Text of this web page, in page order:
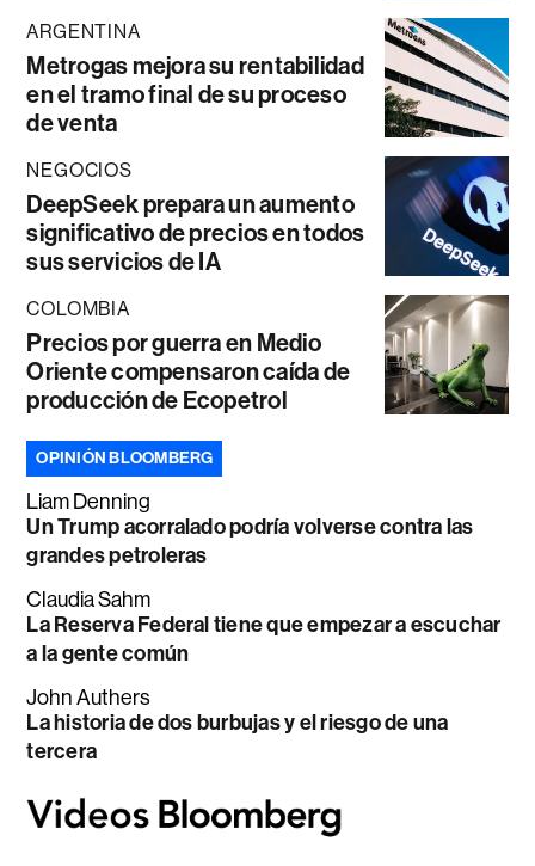
ARGENTINA
Metrogas mejora su rentabilidad
en el tramo final de su proceso
de venta
NEGOCIOS
DeepSeek prepara un aumento
significativo de precios en todos
sus servicios de IA
COLOMBIA
Precios por guerra en Medio
Oriente compensaron caída de
producción de Ecopetrol
OPINIÓN BLOOMBERG
Liam Denning
Un Trump acorralado podría volverse contra las
grandes petroleras
Claudia Sahm
La Reserva Federal tiene que empezar a escuchar
a la gente común
John Authers
La historia de dos burbujas y el riesgo de una
tercera